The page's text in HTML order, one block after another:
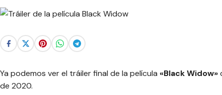
Recomendaciones
Videos
Webisodios
Ya podemos ver el tráiler final de la película «Black Widow»
de 2020.